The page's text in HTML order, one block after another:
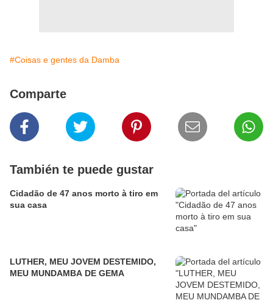
#Coisas e gentes da Damba
Comparte
También te puede gustar
Cidadão de 47 anos morto à tiro em
sua casa
LUTHER, MEU JOVEM DESTEMIDO,
MEU MUNDAMBA DE GEMA